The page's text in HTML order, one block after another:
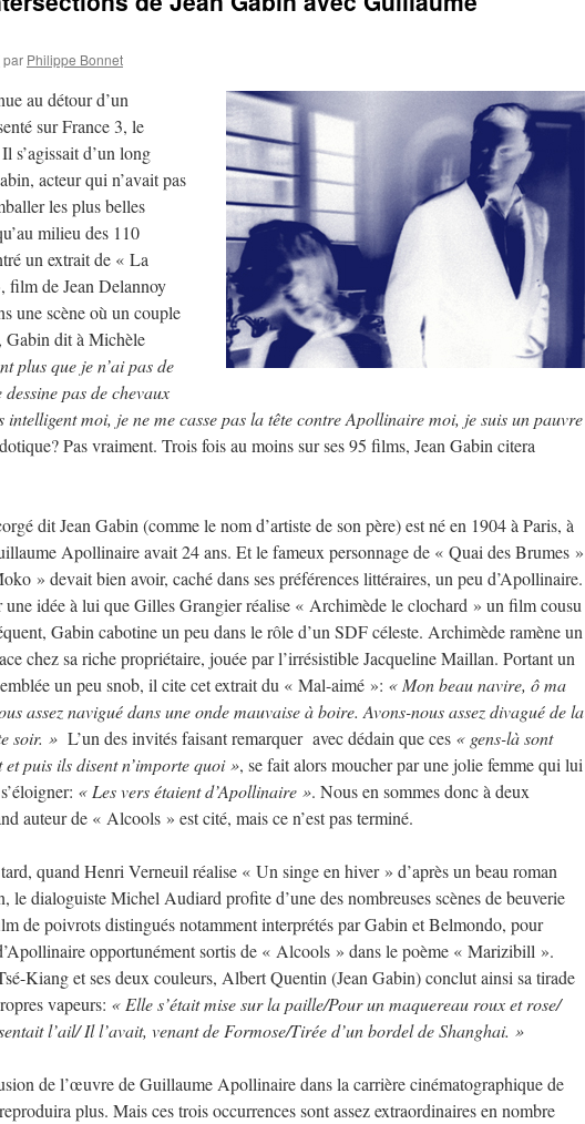
par Philippe Bonnet
au détour d’un
sur France 3, le
s’agissait d’un long
acteur qui n’avait pas
les plus belles
milieu des 110
un extrait de « La
film de Jean Delannoy
une scène où un couple
Gabin dit à Michèle
plus que je n’ai pas de
pas de chevaux
intelligent moi, je ne me casse pas la tête contre Apollinaire moi, je suis un pauvre
Pas vraiment. Trois fois au moins sur ses 95 films, Jean Gabin citera
dit Jean Gabin (comme le nom d’artiste de son père) est né en 1904 à Paris, à
Apollinaire avait 24 ans. Et le fameux personnage de « Quai des Brumes »
» devait bien avoir, caché dans ses préférences littéraires, un peu d’Apollinaire.
une idée à lui que Gilles Grangier réalise « Archimède le clochard » un film cousu
Gabin cabotine un peu dans le rôle d’un SDF céleste. Archimède ramène un
chez sa riche propriétaire, jouée par l’irrésistible Jacqueline Maillan. Portant un
un peu snob, il cite cet extrait du « Mal-aimé »: « Mon beau navire, ô ma
assez navigué dans une onde mauvaise à boire. Avons-nous assez divagué de la
soir. » L’un des invités faisant remarquer avec dédain que ces « gens-là sont
puis ils disent n’importe quoi », se fait alors moucher par une jolie femme qui lui
« Les vers étaient d’Apollinaire ». Nous en sommes donc à deux
auteur de « Alcools » est cité, mais ce n’est pas terminé.
quand Henri Verneuil réalise « Un singe en hiver » d’après un beau roman
le dialoguiste Michel Audiard profite d’une des nombreuses scènes de beuverie
de poivrots distingués notamment interprétés par Gabin et Belmondo, pour
opportunément sortis de « Alcools » dans le poème « Marizibill ».
Kiang et ses deux couleurs, Albert Quentin (Jean Gabin) conclut ainsi sa tirade
vapeurs: « Elle s’était mise sur la paille/Pour un maquereau roux et rose/
l’ail/ Il l’avait, venant de Formose/Tirée d’un bordel de Shanghai. »
de l’œuvre de Guillaume Apollinaire dans la carrière cinématographique de
plus. Mais ces trois occurrences sont assez extraordinaires en nombre